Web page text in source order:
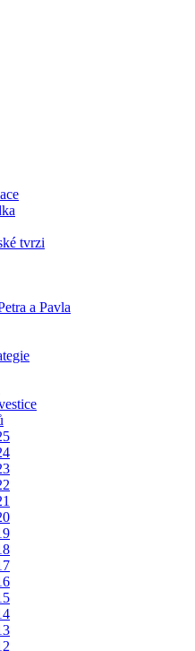
tvrzi
a Pavla